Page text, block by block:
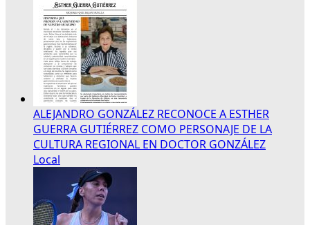
ALEJANDRO GONZÁLEZ RECONOCE A ESTHER
GUERRA GUTIÉRREZ COMO PERSONAJE DE LA
CULTURA REGIONAL EN DOCTOR GONZÁLEZ
Local